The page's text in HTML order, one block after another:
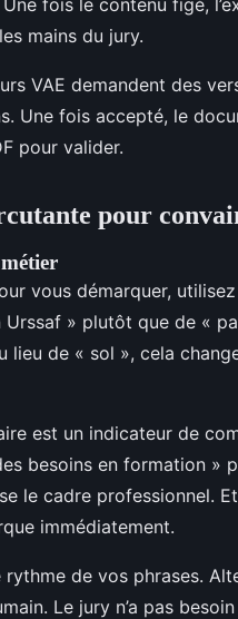
mains du jury.
VAE demandent des
Une fois accepté, le
pour valider.
pour
vous démarquer,
» plutôt que de «
lieu de « sol », cela
est un indicateur de
besoins en formation
le cadre professionnel.
immédiatement.
de vos phrases.
Le jury n’a pas